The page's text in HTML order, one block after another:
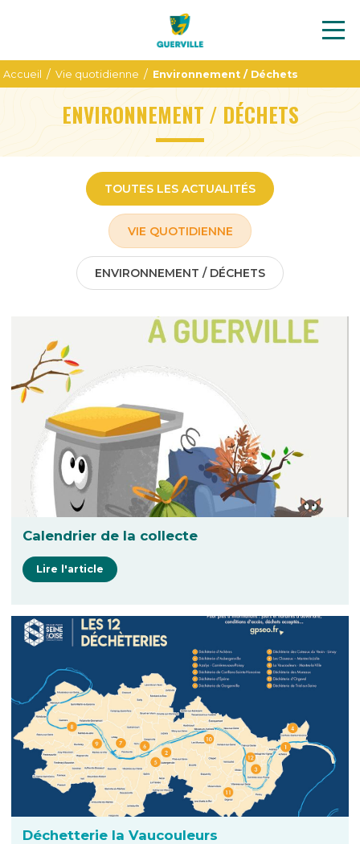
Accueil / Vie quotidienne / Environnement / Déchets
ENVIRONNEMENT / DÉCHETS
TOUTES LES ACTUALITÉS
VIE QUOTIDIENNE
ENVIRONNEMENT / DÉCHETS
Calendrier de la collecte
Lire l'article
Déchetterie la Vaucouleurs